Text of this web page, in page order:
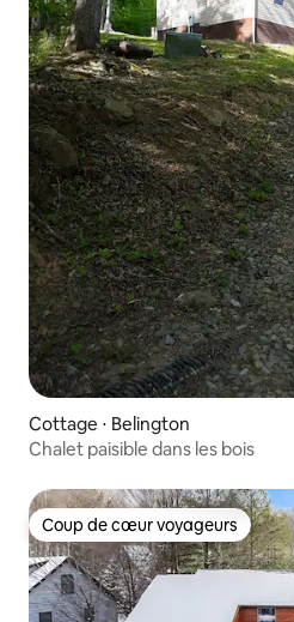
Cottage ⋅ Belington
Chalet paisible dans les bois
Coup de cœur voyageurs
Coup de cœur voyageurs